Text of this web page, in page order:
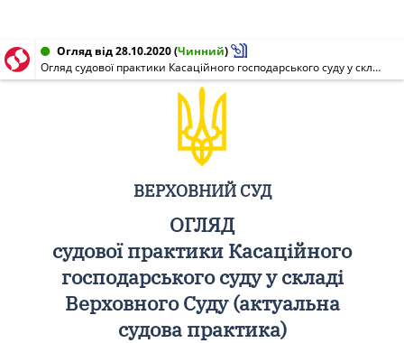
Огляд від 28.10.2020(Чинний)
Огляд судової практики Касаційного господарського суду у складі Верховного Суду (актуальна судова практика)
ВЕРХОВНИЙ СУД
ОГЛЯД
судової практики Касаційного
господарського суду у складі
Верховного Суду (актуальна
судова практика)